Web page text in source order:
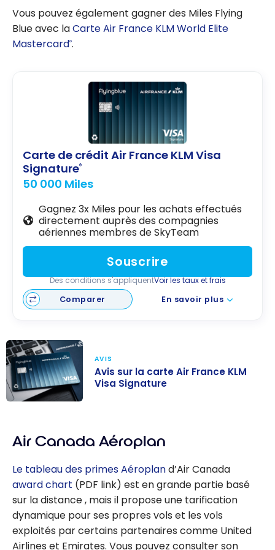
Vous pouvez également gagner des Miles Flying
Blue avec laCarte Air France KLM World Elite
Mastercard®.
Carte de crédit Air France KLM Visa
Signature®
50 000 Miles
Gagnez 3x Miles pour les achats effectués
directement auprès des compagnies
aériennes membres de SkyTeam
Souscrire
Des conditions s'appliquentVoir les taux et frais
Comparer
En savoir plus
Visa Signature
AVIS
Avis sur la carte Air France KLM
Visa Signature
Air Canada Aéroplan
Le tableau des primesAéropland’Air Canada
award chart (PDF link) est en grande partie basé
sur la distance, mais il propose une tarification
dynamique pour ses propres vols et les vols
exploités par certains partenaires comme United
Airlines et Emirates. Vous pouvez consulter son